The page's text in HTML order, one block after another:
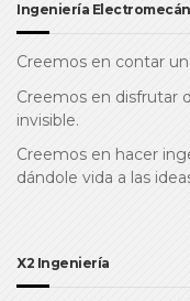
Ingeniería
Creemos en contar
Creemos en disfrutar
invisible.
Creemos en hacer
dándole vida a las
X2 Ingeniería